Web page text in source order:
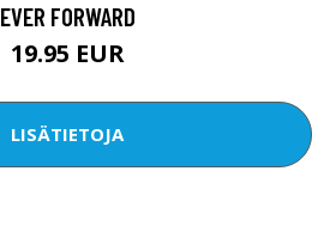
EVER FORWARD
19.95 EUR
LISÄTIETOJA